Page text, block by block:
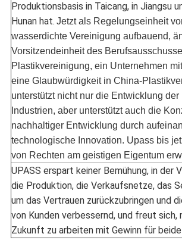
Produktionsbasis in Taicang, in Jiangsu
Hunan hat. Jetzt als Regelungseinheit
wasserdichte Vereinigung aufbauend,
Vorsitzendeinheit des
Plastikvereinigung, ein Unternehmen
eine Glaubwürdigkeit in China-
unterstützt nicht nur die Entwicklung der
Industrien, aber unterstützt auch die
nachhaltiger Entwicklung durch
technologische Innovation. Upass bis
von Rechten am geistigen Eigentum
UPASS erspart keiner Bemühung, in der
die Produktion, die Verkaufsnetze, das
um das Vertrauen zurückzubringen und
von Kunden verbessernd, und freut sich,
Zukunft zu arbeiten mit Gewinn für